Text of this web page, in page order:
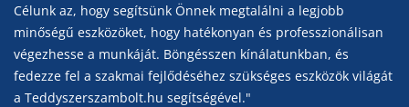
Célunk az, hogy segítsünk Önnek megtalálni a legjobb
minőségű eszközöket, hogy hatékonyan és professzionálisan
végezhesse a munkáját. Böngésszen kínálatunkban, és
fedezze fel a szakmai fejlődéséhez szükséges eszközök világát
a Teddyszerszambolt.hu segítségével."